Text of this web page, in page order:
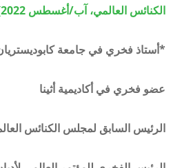
الكنائس العالمي، آب/أغسطس 2022
*أستاذ فخري في جامعة كابوديستريان
عضو فخري في أكاديمية أثينا
الرئيس السابق لمجلس الكنائس